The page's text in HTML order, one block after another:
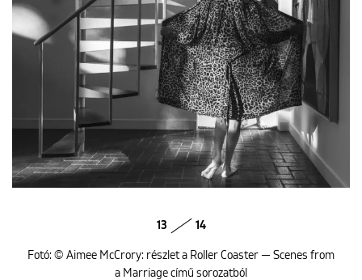
13 14
Fotó: © Aimee McCrory: részlet a Roller Coaster — Scenes from
a Marriage című sorozatból